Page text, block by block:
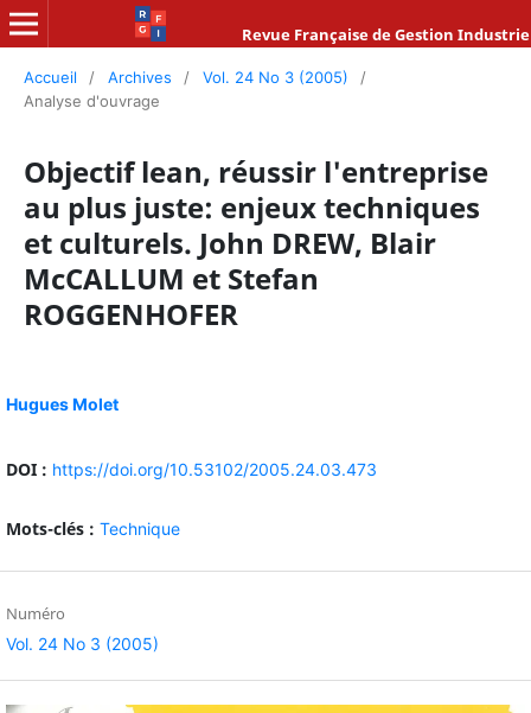
Revue Française de Gestion
Accueil / Archives / Vol. 24 No 3 (2005)
/
Analyse d'ouvrage
Objectif lean, réussir l'entreprise
au plus juste: enjeux techniques
et culturels. John DREW, Blair
McCALLUM et Stefan
ROGGENHOFER
Hugues Molet
DOI : https://doi.org/10.53102/2005.24.03.473
Mots-clés : Technique
Numéro
Vol. 24 No 3 (2005)